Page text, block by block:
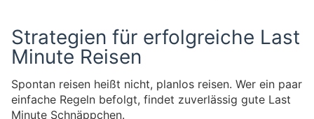
Strategien für erfolgreiche Last
Minute Reisen
Spontan reisen heißt nicht, planlos reisen. Wer ein paar
einfache Regeln befolgt, findet zuverlässig gute Last
Minute Schnäppchen.